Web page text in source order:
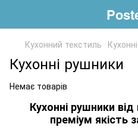
Кухонний текстиль
Кухонні рушники
Немає товарів
Кухонні рушники
преміум якість